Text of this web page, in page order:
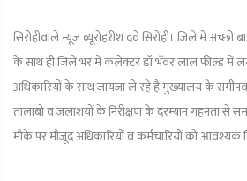
सिरोहीवाले न्यूज ब्यूरोहरीश दवे सिरोही। जिले में
के साथ ही जिले भर में कलेक्टर डॉ भँवर लाल फील्ड में
अधिकारियों के साथ जायजा ले रहे है मुख्यालय के
तालाबो व जलाशयों के निरीक्षण के दरम्यान गहनता से
मौके पर मौजूद अधिकारियों व कर्मचारियों को आवश्यक